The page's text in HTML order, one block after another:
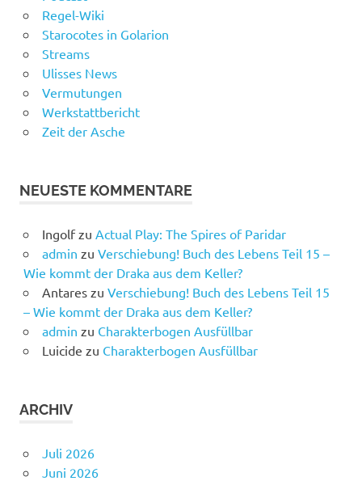
Regel-Wiki
Starocotes in Golarion
Streams
Ulisses News
Vermutungen
Werkstattbericht
Zeit der Asche
NEUESTE KOMMENTARE
Ingolfzu Actual Play: The Spires of Paridar
admin zu Verschiebung! Buch des Lebens Teil 15 –
Wie kommt der Draka aus dem Keller?
Antareszu Verschiebung! Buch des Lebens Teil 15
– Wie kommt der Draka aus dem Keller?
admin zu Charakterbogen Ausfüllbar
Luicide zu Charakterbogen Ausfüllbar
ARCHIV
Juli 2026
Juni 2026